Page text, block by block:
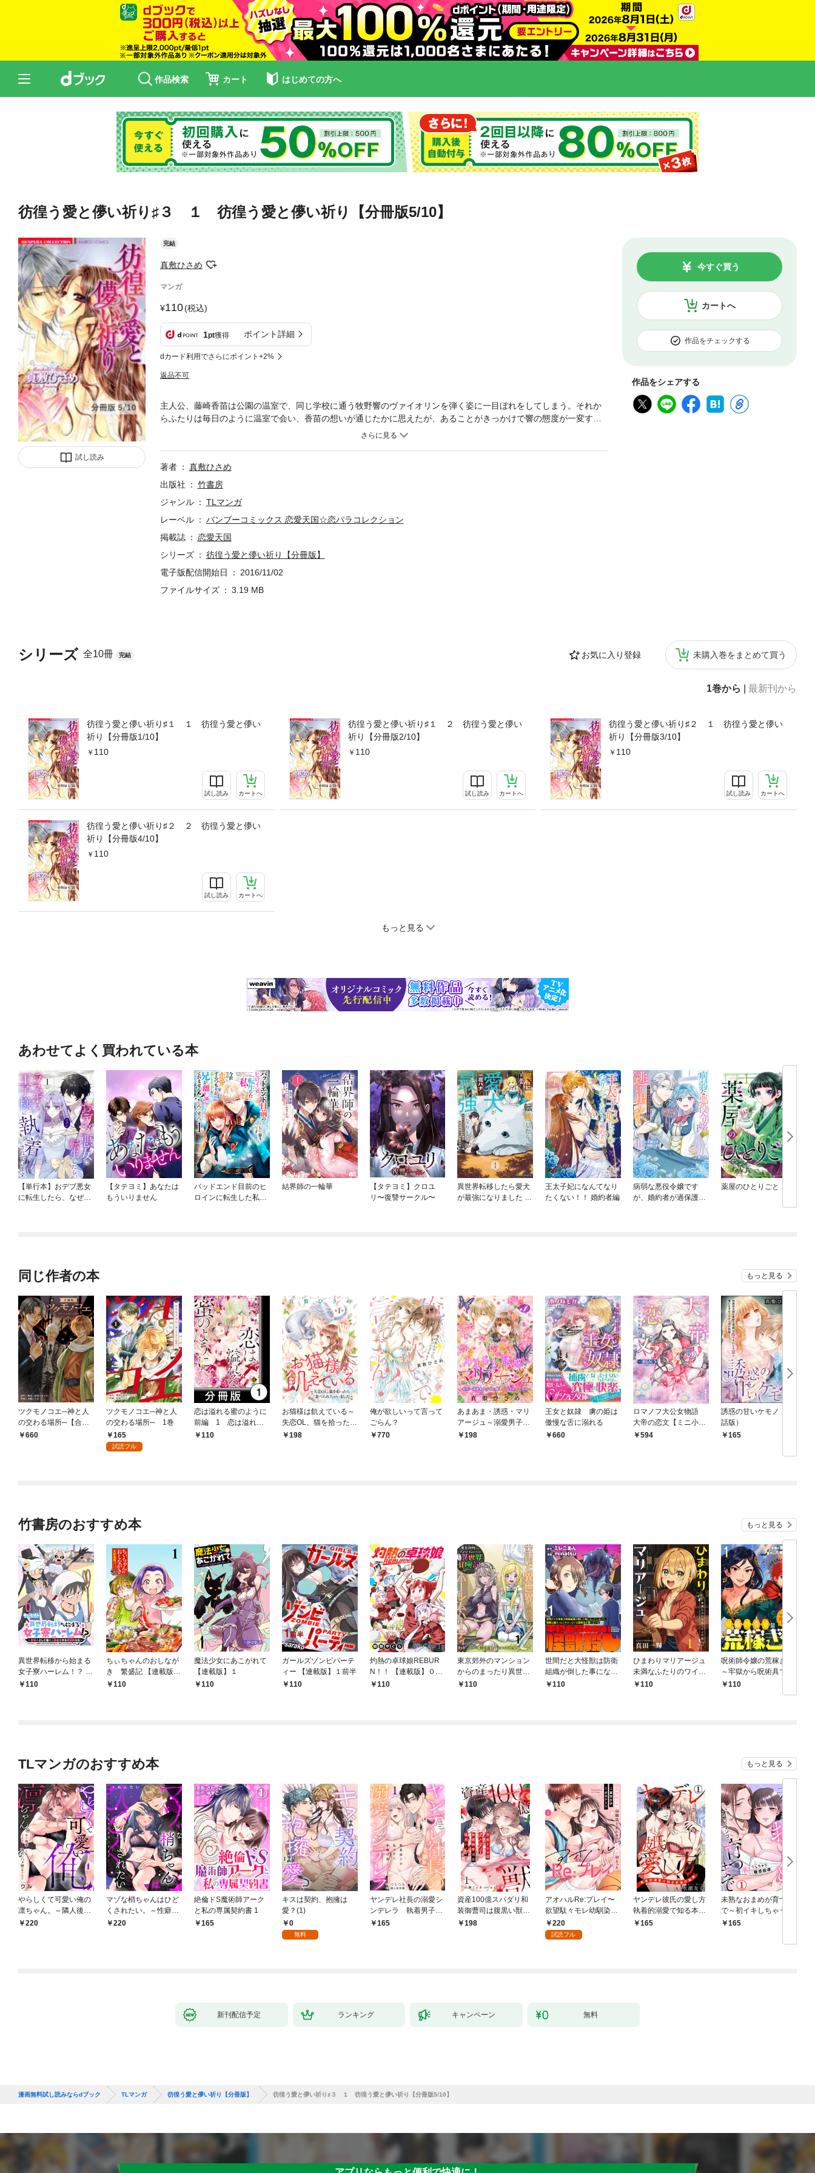
作品検索 カート はじめての方へ
彷徨う愛と儚い祈り♯３ １ 彷徨う愛と儚い祈り【分冊版5/10】
試し読み
完結
真敷ひさめ
マンガ
110(税込)
1pt獲得 ポイント詳細
dカード利用でさらにポイント+2%
返品不可
カートへ
今すぐ買う
作品をチェックする
作品をシェアする
シリーズ 全10冊 完結 お気に入り登録 未購入巻をまとめて買う
1巻から 最新刊から
彷徨う愛と儚い祈り♯１ １ 彷徨う愛と儚い
祈り【分冊版1/10】
110
試し読み カートへ
彷徨う愛と儚い祈り♯１ ２ 彷徨う愛と儚い
祈り【分冊版2/10】
110
試し読み カートへ
彷徨う愛と儚い祈り♯２ １ 彷徨う愛と儚い
祈り【分冊版3/10】
110
試し読み カートへ
彷徨う愛と儚い祈り♯２ ２ 彷徨う愛と儚い
祈り【分冊版4/10】
110
試し読み カートへ
もっと見る
主人公、藤崎香苗は公園の温室で、同じ学校に通う牧野響のヴァイオリンを弾く姿に一目ぼれをしてしまう。それか
らふたりは毎日のように温室で会い、香苗の想いが通じたかに思えたが、あることがきっかけで響の態度が一変す
る。優しかった響に憎まれ、ひどく扱われても、響を想う気持ちを止められない香苗は……。愛と憎しみが錯綜する
著者
真敷ひさめ
出版社
竹書房
ジャンル
TLマンガ
レーベル
バンブーコミックス 恋愛天国☆恋パラコレクション
掲載誌
恋愛天国
シリーズ
彷徨う愛と儚い祈り【分冊版】
電子版配信開始日
2016/11/02
ファイルサイズ
3.19 MB
あわせてよく買われている本
【単行本】おデブ悪女
に転生したら、なぜか
【タテヨミ】あなたは
もういりません
バッドエンド目前のヒ
ロインに転生した私、
結界師の一輪華
【タテヨミ】クロユ
リ〜復讐サークル〜
異世界転移したら愛犬
が最強になりました ～
王太子妃になんてなり
たくない！！ 婚約者編
病弱な悪役令嬢です
が、婚約者が過保護す
薬屋のひとりごと
同じ作者の本 もっと見る
ツクモノコエ─神と人
の交わる場所─【合冊
版】 1巻
660
ツクモノコエ─神と人
の交わる場所─ 1巻
165
試読フル
恋は溢れる蜜のように
前編 1 恋は溢れる
蜜のように【分冊版1/
110
お猫様は飢えている～
失恋OL、猫を拾ったら
（性的に）食べられち
198
俺が欲しいって言って
ごらん？
770
あまあま・誘惑・マリ
アージュ～溺愛男子が
私を離してくれません
198
王女と奴隷 虜の姫は
傲慢な舌に溺れる
660
ロマノフ大公女物語
大帝の恋文【ミニ小説
つき】
594
誘惑の甘いケモノ（単
話版）
165
竹書房のおすすめ本 もっと見る
異世界転移から始まる
女子寮ハーレム！？ ～
管理人として働く人間
110
ちぃちゃんのおしなが
き 繁盛記 【連載版】
１110
魔法少女にあこがれて
【連載版】１
110
ガールズゾンビパーテ
ィー 【連載版】１前半
110
灼熱の卓球娘REBUR
N！！ 【連載版】０－
①110
東京郊外のマンション
からのまったり異世界
冒険記 ～僕の部屋が
110
世間だと大怪獣は防衛
組織が倒した事になっ
ているけど、実際は陰
110
ひまわりマリアージュ
未満なふたりのワイン
日誌 【連載版】１
110
呪術師令嬢の荒稼ぎ！
～牢獄から呪術具で掴
み取る金貨ザクザク宮
廷生活～ 【連載版】１
110
TLマンガのおすすめ本 もっと見る
やらしくて可愛い俺の
凛ちゃん。～隣人後輩
くんのイキすぎた執着
220
マゾな梢ちゃんはひど
くされたい。～性癖マ
ッチした後輩と欲望の
220
絶倫ドS魔術師アーク
と私の専属契約書 1
165
キスは契約、抱擁は
愛？(1)
0
無料
ヤンデレ社長の溺愛シ
ンデレラ 執着男子が
見つけた本物の恋 1
165
資産100億スパダリ和
装御曹司は腹黒い獣～
イジワルな指遣いから
198
アオハルRe:プレイ〜
欲望駄々モレ幼馴染と
焦れキュンとろ甘初え
っち〜（１）
220
試読フル
ヤンデレ彼氏の愛し方
執着的溺愛で知る本当
の絶頂 1
165
未熟なおまめが育つま
で～初イキしちゃう敏
感指導～1
165
新刊配信予定 ランキング キャンペーン 無料
漫画無料試し読みならdブック TLマンガ 彷徨う愛と儚い祈り【分冊版】 彷徨う愛と儚い祈り♯３ １ 彷徨う愛と儚い祈り【分冊版5/10】